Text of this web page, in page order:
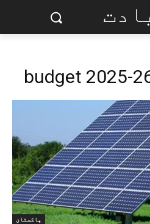
budget 2025-
پاکستان